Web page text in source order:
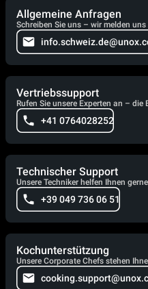
Allgemeine Anfragen
Schreiben Sie uns – wir melden
Vertriebssupport
Rufen Sie unsere Experten an –
+41 0764028252
Technischer Support
Unsere Techniker helfen Ihnen
+39 049 736 06 51
Kochunterstützung
Unsere Corporate Chefs stehen